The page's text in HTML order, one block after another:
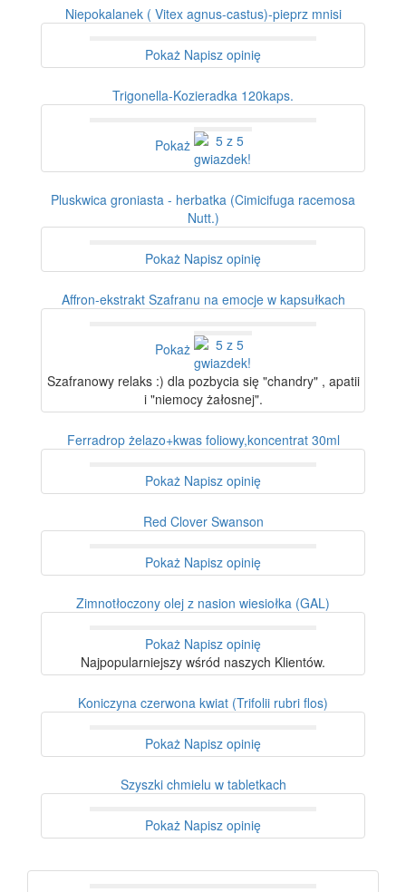
Niepokalanek ( Vitex agnus-castus)-pieprz mnisi
Pokaż Napisz opinię
Trigonella-Kozieradka 120kaps.
Pokaż
Pluskwica groniasta - herbatka (Cimicifuga racemosa
Nutt.)
Pokaż Napisz opinię
Affron-ekstrakt Szafranu na emocje w kapsułkach
Pokaż
Szafranowy relaks :) dla pozbycia się "chandry" , apatii
i "niemocy żałosnej".
Ferradrop żelazo+kwas foliowy,koncentrat 30ml
Pokaż Napisz opinię
Red Clover Swanson
Pokaż Napisz opinię
Zimnotłoczony olej z nasion wiesiołka (GAL)
Pokaż Napisz opinię
Najpopularniejszy wśród naszych Klientów.
Koniczyna czerwona kwiat (Trifolii rubri flos)
Pokaż Napisz opinię
Szyszki chmielu w tabletkach
Pokaż Napisz opinię